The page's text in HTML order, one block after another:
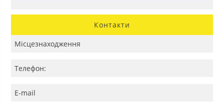
Контакти
Місцезнаходження
Телефон:
E-mail